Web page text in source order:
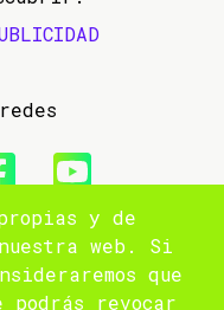
y de
web. Si
que
podrás revocar